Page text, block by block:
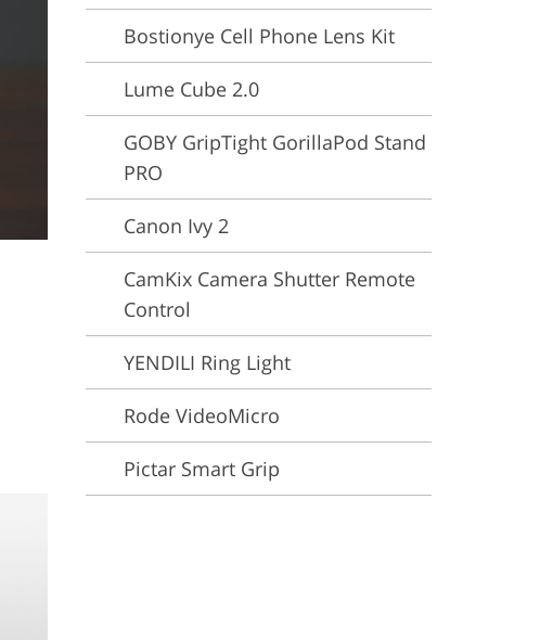
Bostionye Cell Phone Lens Kit
Lume Cube 2.0
GOBY GripTight GorillaPod Stand
PRO
Canon Ivy 2
CamKix Camera Shutter Remote
Control
YENDILI Ring Light
Rode VideoMicro
Pictar Smart Grip